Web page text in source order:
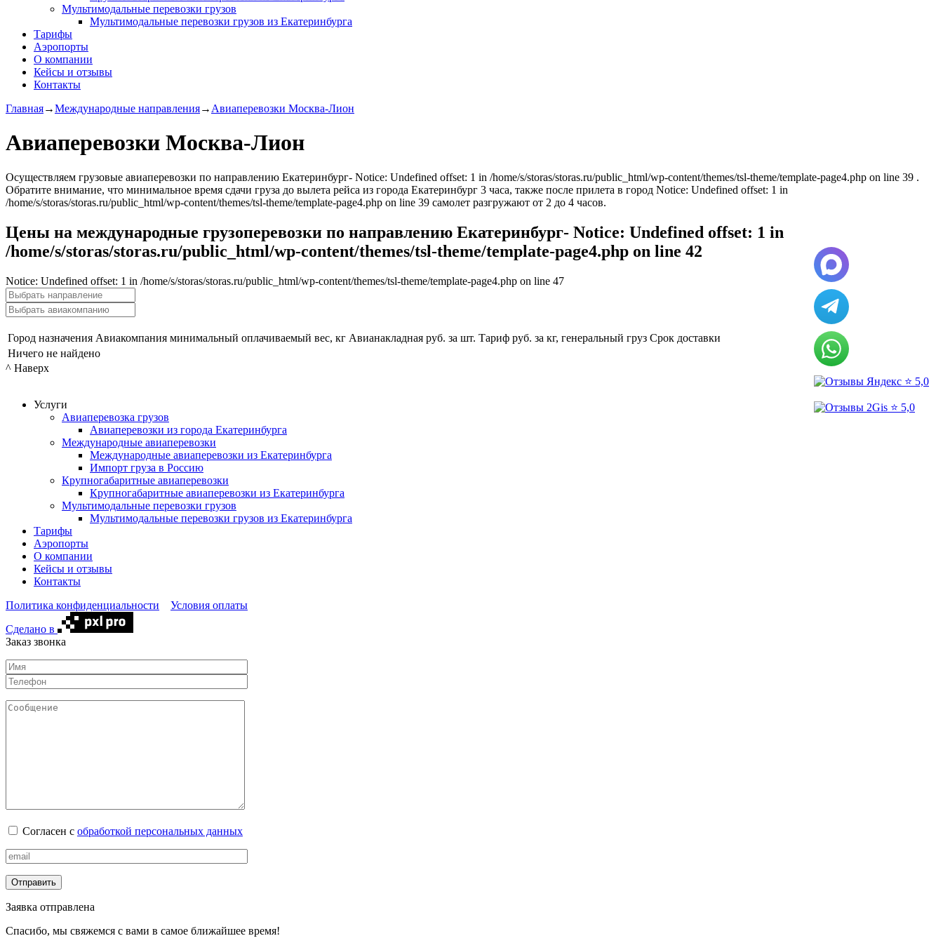
Мультимодальные перевозки грузов
Мультимодальные перевозки грузов из Екатеринбурга
Тарифы
Аэропорты
О компании
Кейсы и отзывы
Контакты
Главная→Международные направления→ Авиаперевозки Москва-Лион
Авиаперевозки Москва-Лион
Осуществляем грузовые авиаперевозки по направлению Екатеринбург- Notice: Undefined offset: 1 in /home/s/storas/storas.ru/public_html/wp-content/themes/tsl-theme/template-page4.php on line 39 .
Обратите внимание, что минимальное время сдачи груза до вылета рейса из города Екатеринбург 3 часа, также после прилета в город Notice: Undefined offset: 1 in
/home/s/storas/storas.ru/public_html/wp-content/themes/tsl-theme/template-page4.php on line 39 самолет разгружают от 2 до 4 часов.
Цены на международные грузоперевозки по направлению Екатеринбург- Notice: Undefined offset: 1 in
/home/s/storas/storas.ru/public_html/wp-content/themes/tsl-theme/template-page4.php on line 42
Notice: Undefined offset: 1 in /home/s/storas/storas.ru/public_html/wp-content/themes/tsl-theme/template-page4.php on line 47
Город назначения Авиакомпания минимальный оплачиваемый вес, кг Авианакладная руб. за шт. Тариф руб. за кг, генеральный груз Срок доставки
Ничего не найдено
^ Наверх
Услуги
Авиаперевозка грузов
Авиаперевозки из города Екатеринбурга
Международные авиаперевозки
Международные авиаперевозки из Екатеринбурга
Импорт груза в Россию
Крупногабаритные авиаперевозки
Крупногабаритные авиаперевозки из Екатеринбурга
Мультимодальные перевозки грузов
Мультимодальные перевозки грузов из Екатеринбурга
Тарифы
Аэропорты
О компании
Кейсы и отзывы
Контакты
Политика конфиденциальности
Условия оплаты
Сделано в
Заказ звонка
Согласен с обработкой персональных данных
Отправить
Заявка отправлена
Спасибо, мы свяжемся с вами в самое ближайшее время!
⭐ 5,0
⭐ 5,0